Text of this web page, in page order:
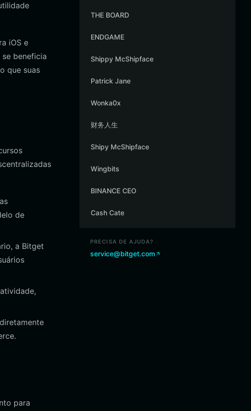
iOS e
beneficia
que suas
de
a Bitget
para
THE BOARD
ENDGAME
Shippy McShipface
Patrick Jane
Wonka0x
财务人生
Shipy McShipface
Wingbits
BINANCE CEO
Cash Cate
PRECISA DE AJUDA?
service@bitget.com